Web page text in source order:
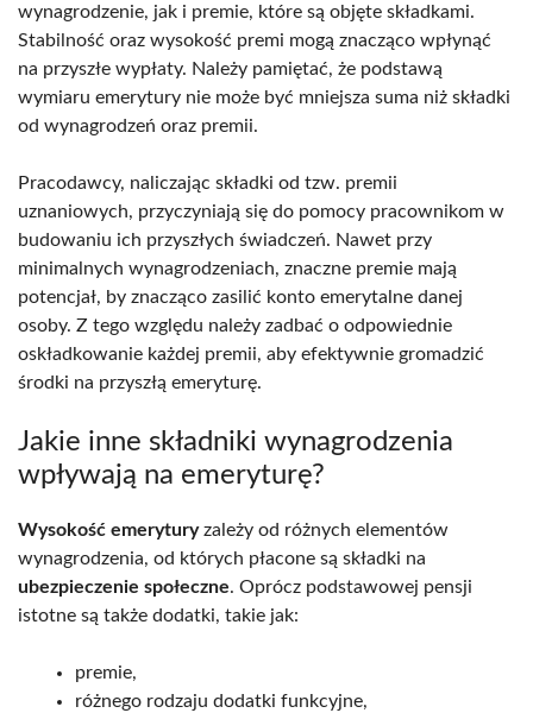
wynagrodzenie, jak i premie, które są objęte składkami.
Stabilność oraz wysokość premi mogą znacząco wpłynąć
na przyszłe wypłaty. Należy pamiętać, że podstawą
wymiaru emerytury nie może być mniejsza suma niż składki
od wynagrodzeń oraz premii.
Pracodawcy, naliczając składki od tzw. premii
uznaniowych, przyczyniają się do pomocy pracownikom w
budowaniu ich przyszłych świadczeń. Nawet przy
minimalnych wynagrodzeniach, znaczne premie mają
potencjał, by znacząco zasilić konto emerytalne danej
osoby. Z tego względu należy zadbać o odpowiednie
oskładkowanie każdej premii, aby efektywnie gromadzić
środki na przyszłą emeryturę.
Jakie inne składniki wynagrodzenia
wpływają na emeryturę?
Wysokość emeryturyzależy od różnych elementów
wynagrodzenia, od których płacone są składki na
ubezpieczenie społeczne. Oprócz podstawowej pensji
istotne są także dodatki, takie jak:
premie,
różnego rodzaju dodatki funkcyjne,